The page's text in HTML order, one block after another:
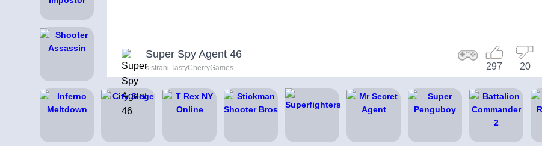
Super Spy Agent 46
s strani TastyCherryGames 20
297